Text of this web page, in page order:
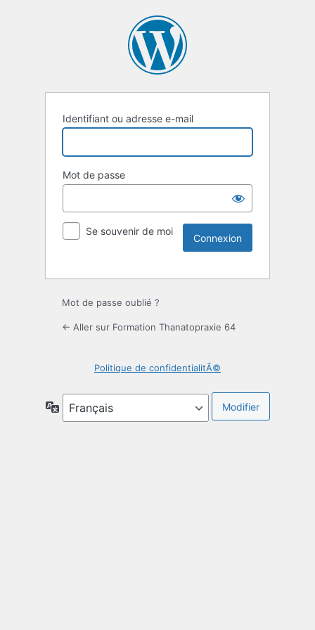
Identifiant ou adresse e-mail
Mot de passe
Se souvenir de moi
Mot de passe oublié ?
← Aller sur Formation Thanatopraxie 64
Politique de confidentialitÃ©
Langue